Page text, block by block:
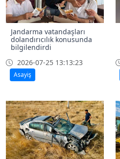
Jandarma vatandaşları
dolandırıcılık konusunda
bilgilendirdi
2026-07-25 13:13:23
Asayiş